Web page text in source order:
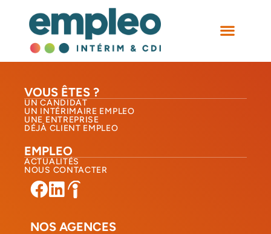
Localisation :
VOUS ÊTES ?
UN CANDIDAT
UN INTÉRIMAIRE EMPLEO
UNE ENTREPRISE
DÉJÀ CLIENT EMPLEO
EMPLEO
ACTUALITÉS
NOUS CONTACTER​
NOS AGENCES